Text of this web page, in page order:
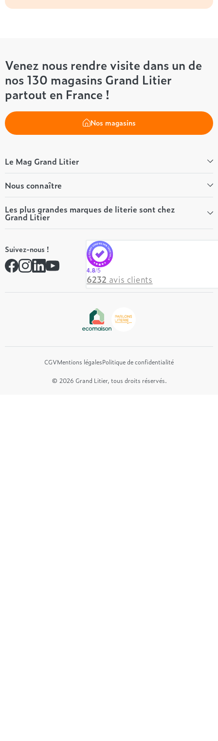
Venez nous rendre visite dans un de
nos 130 magasins Grand Litier
partout en France !
Nos magasins
Le Mag Grand Litier
Bien-être
Conseils literie
Tous les articles du Mag
Tous nos guides
Nous connaître
Qui sommes-nous ?
Nos valeurs
Nos engagements
Rejoindre notre réseau
Contactez-nous
Les plus grandes marques de literie sont chez
Grand Litier
André Renault
Simmons
Hôtel & Lodge
Suivez-nous !
4.8/5
6232 avis clients
CGVMentions légalesPolitique de confidentialité
© 2026 Grand Litier, tous droits réservés.